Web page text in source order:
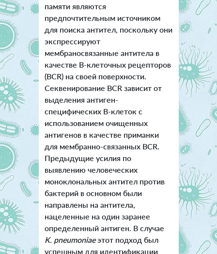
памяти являются
предпочтительным источником
для поиска антител, поскольку они
экспрессируют
мембраносвязанные антитела в
качестве В-клеточных рецепторов
(BCR) на своей поверхности.
Секвенирование BCR зависит от
выделения антиген-
специфических В-клеток с
использованием очищенных
антигенов в качестве приманки
для мембранно-связанных BCR.
Предыдущие усилия по
выявлению человеческих
моноклональных антител против
бактерий в основном были
направлены на антитела,
нацеленные на один заранее
определенный антиген. В случае
K. pneumoniaeэтот подход был
успешным для идентификации